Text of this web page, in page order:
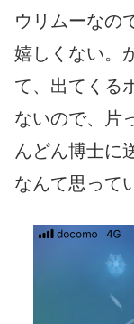
ウリムーなの
嬉しくない。
て、出てくる
ないので、片
んどん博士に
なんて思って